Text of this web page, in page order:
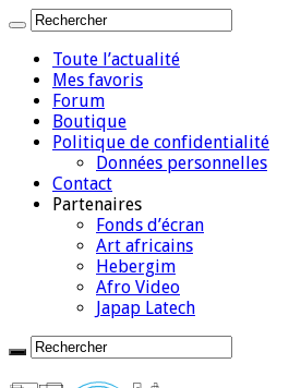
Toute l’actualité
Mes favoris
Forum
Boutique
Politique de confidentialité
Données personnelles
Contact
Partenaires
Fonds d’écran
Art africains
Hebergim
Afro Video
Japap Latech